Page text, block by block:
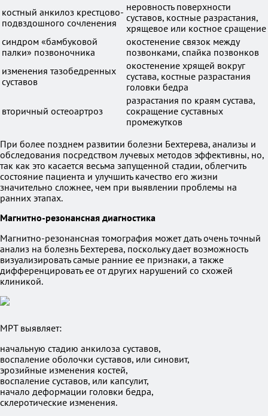
костный анкилоз крестцово-
подвздошного сочленения
неровность поверхности
суставов, костные разрастания,
хрящевое или костное сращение
синдром «бамбуковой
палки» позвоночника
окостенение связок между
позвонками, спайка позвонков
изменения тазобедренных
суставов
окостенение хрящей вокруг
сустава, костные разрастания
головки бедра
вторичный остеоартроз
разрастания по краям сустава,
сокращение суставных
промежутков
При более позднем развитии болезни Бехтерева, анализы и
обследования посредством лучевых методов эффективны, но,
так как это касается весьма запущенной стадии, облегчить
состояние пациента и улучшить качество его жизни
значительно сложнее, чем при выявлении проблемы на
ранних этапах.
Магнитно-резонансная диагностика
Магнитно-резонансная томография может дать очень точный
анализ на болезнь Бехтерева, поскольку дает возможность
визуализировать самые ранние ее признаки, а также
дифференцировать ее от других нарушений со схожей
клиникой.
МРТ выявляет:
начальную стадию анкилоза суставов,
воспаление оболочки суставов, или синовит,
эрозийные изменения костей,
воспаление суставов, или капсулит,
начало деформации головки бедра,
склеротические изменения.